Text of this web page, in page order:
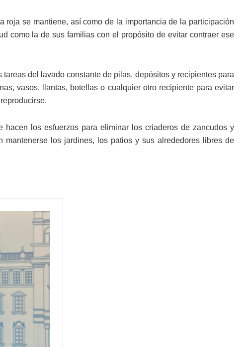
roja se mantiene, así como de la importancia de la participación
como la de sus familias con el propósito de evitar contraer ese
del lavado constante de pilas, depósitos y recipientes para
vasos, llantas, botellas o cualquier otro recipiente para evitar
hacen los esfuerzos para eliminar los criaderos de zancudos y
mantenerse los jardines, los patios y sus alrededores libres de